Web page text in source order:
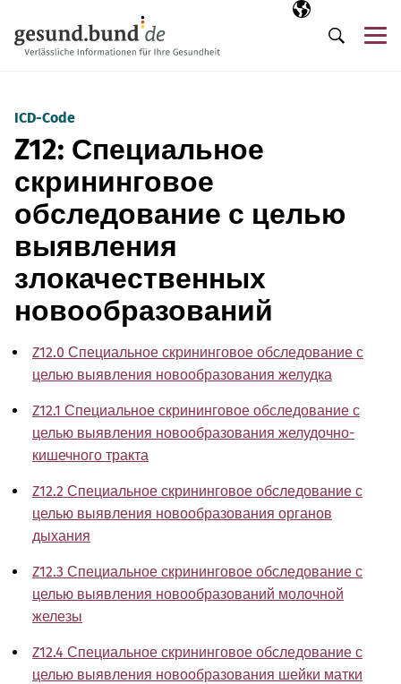
Выбранный
RU
Поиск
ICD-Code
Z12: Специальное
скрининговое
обследование с целью
выявления
злокачественных
новообразований
Z12.0 Специальное скрининговое обследование с
целью выявления новообразования желудка
Z12.1 Специальное скрининговое обследование с
целью выявления новообразования желудочно-
кишечного тракта
Z12.2 Специальное скрининговое обследование с
целью выявления новообразования органов
дыхания
Z12.3 Специальное скрининговое обследование с
целью выявления новообразований молочной
железы
Z12.4 Специальное скрининговое обследование с
целью выявления новообразования шейки матки